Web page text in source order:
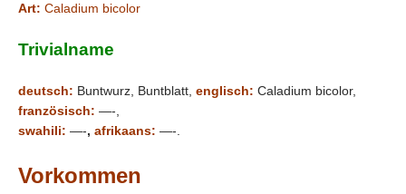
Art: Caladium bicolor
Trivialname
deutsch: Buntwurz, Buntblatt, englisch: Caladium bicolor,
französisch: —-,
swahili: —-, afrikaans: —-.
Vorkommen